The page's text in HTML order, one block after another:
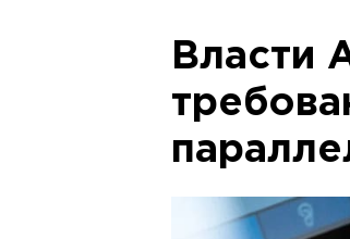
Власти